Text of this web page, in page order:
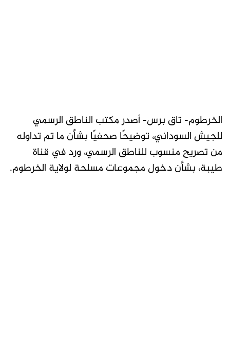
الخرطوم- تاق برس- أصدر مكتب الناطق الرسمي
للجيش السوداني، توضيحًا صحفيًا بشأن ما تم تداوله
من تصريح منسوب للناطق الرسمي، ورد في قناة
طيبة، بشأن دخول مجموعات مسلحة لولاية الخرطوم.